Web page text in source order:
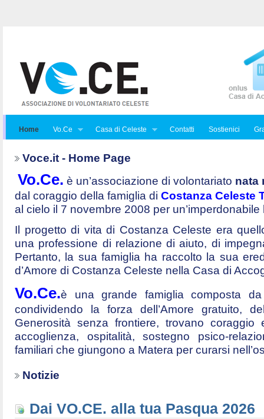
Home Vo.Ce Casa di Celeste Contatti Sostienici
Voce.it - Home Page
Vo.Ce. è un’associazione di volontariato nata
dal coraggio della famiglia di Costanza Celeste
al cielo il 7 novembre 2008 per
Il progetto di vita di Costanza Celeste era
una professione di relazione di aiuto, di
Pertanto, la sua famiglia ha raccolto la sua
d’Amore di Costanza Celeste nella Casa di
Vo.Ce.è una grande famiglia composta
condividendo la forza dell’Amore gratuito,
Generosità senza frontiere, trovano
accoglienza, ospitalità, sostegno psico-
familiari che giungono a Matera per curarsi
Notizie
Dai VO.CE. alla tua Pasqua 2026